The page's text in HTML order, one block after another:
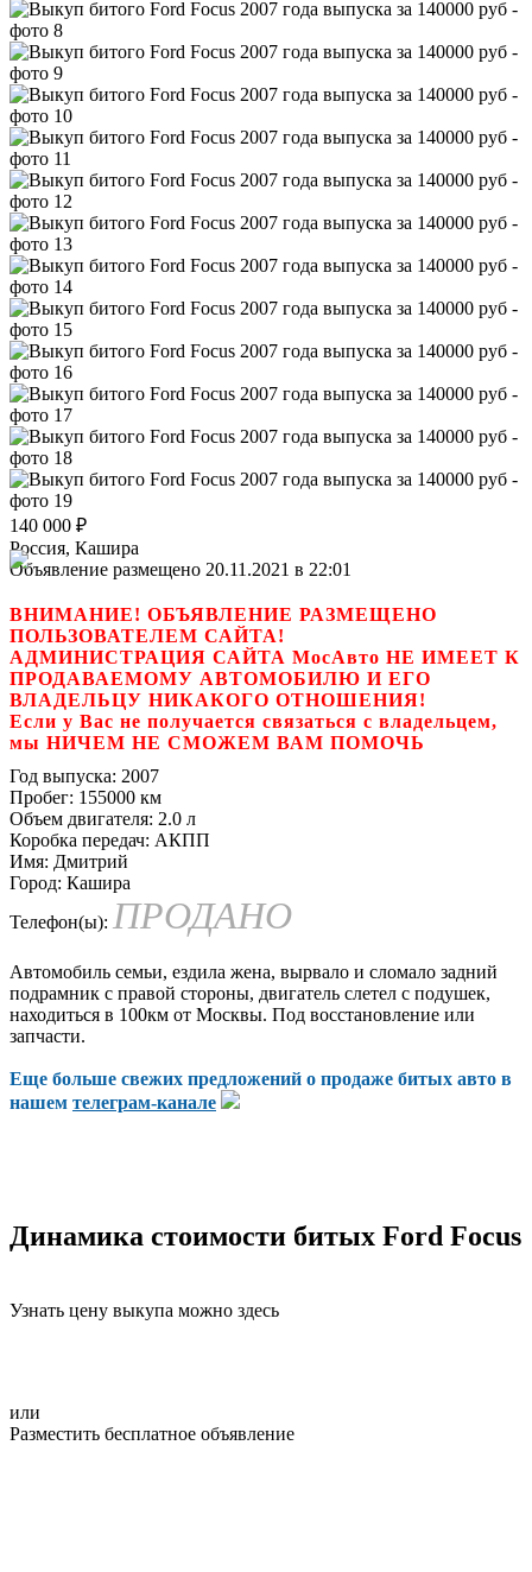
140 000 ₽
Россия, Кашира
Объявление размещено 20.11.2021 в 22:01
ВНИМАНИЕ! ОБЪЯВЛЕНИЕ РАЗМЕЩЕНО
ПОЛЬЗОВАТЕЛЕМ САЙТА!
АДМИНИСТРАЦИЯ САЙТА МосАвто НЕ ИМЕЕТ К
ПРОДАВАЕМОМУ АВТОМОБИЛЮ И ЕГО
ВЛАДЕЛЬЦУ НИКАКОГО ОТНОШЕНИЯ!
Если у Вас не получается связаться с владельцем,
мы НИЧЕМ НЕ СМОЖЕМ ВАМ ПОМОЧЬ
Год выпуска: 2007
Пробег: 155000 км
Объем двигателя: 2.0 л
Коробка передач: АКПП
Имя: Дмитрий
Город: Кашира
Телефон(ы): ПРОДАНО
Автомобиль семьи, ездила жена, вырвало и сломало задний
подрамник с правой стороны, двигатель слетел с подушек,
находиться в 100км от Москвы. Под восстановление или
запчасти.
Еще больше свежих предложений о продаже битых авто в
нашем телеграм-канале
Динамика стоимости битых Ford Focus
Узнать цену выкупа можно здесь
или
Разместить бесплатное объявление